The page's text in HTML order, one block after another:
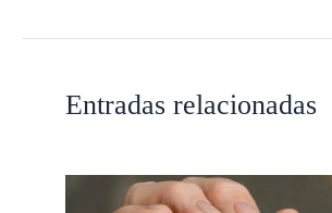
Entradas relacionadas